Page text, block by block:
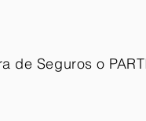
Seguros o